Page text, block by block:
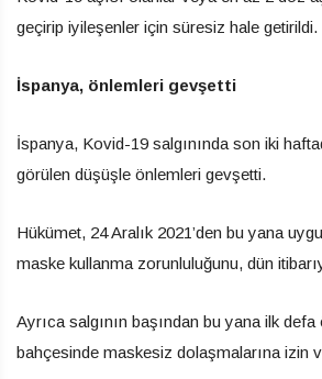
geçirip iyileşenler için süresiz hale getirildi.
İspanya, önlemleri gevşetti
İspanya, Kovid-19 salgınında son iki
görülen düşüşle önlemleri gevşetti.
Hükümet, 24 Aralık 2021’den bu yana
maske kullanma zorunluluğunu, dün
Ayrıca salgının başından bu yana ilk
bahçesinde maskesiz dolaşmalarına izin